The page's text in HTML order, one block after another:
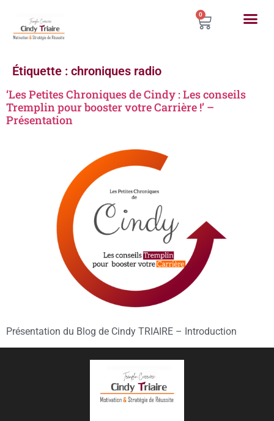
0
Étiquette : chroniques radio
‘Les Petites Chroniques de Cindy : Les conseils
Tremplin pour booster votre Carrière !’ –
Présentation
Présentation du Blog de Cindy TRIAIRE – Introduction